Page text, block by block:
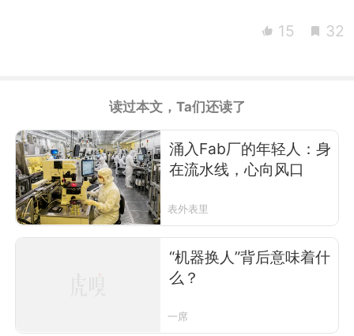
15 32
读过本文，Ta们还读了
涌入Fab厂的年轻人：身
在流水线，心向风口
表外表里
“机器换人”背后意味着什
么？
一席